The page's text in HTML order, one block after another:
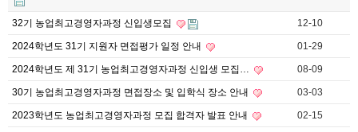
32기 농업최고경영자과정 신입생모집 12-10
2024학년도 31기 지원자 면접평가 일정 안내 01-29
2024학년도 제 31기 농업최고경영자과정 신입생 모집… 08-09
30기 농업최고경영자과정 면접장소 및 입학식 장소 안내 03-03
2023학년도 농업최고경영자과정 모집 합격자 발표 안내 02-15